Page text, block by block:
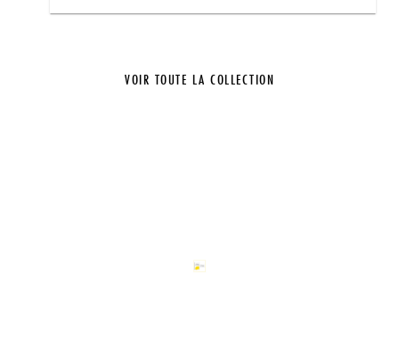
VOIR TOUTE LA COLLECTION